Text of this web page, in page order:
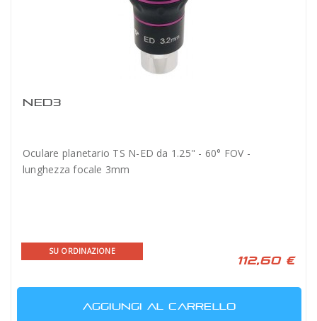
NED3
Oculare planetario TS N-ED da 1.25" - 60° FOV -
lunghezza focale 3mm
SU ORDINAZIONE
112,60 €
AGGIUNGI AL CARRELLO